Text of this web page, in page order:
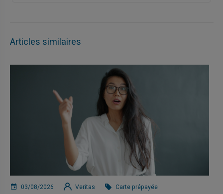
Articles similaires
03/08/2026 Veritas Carte prépayée